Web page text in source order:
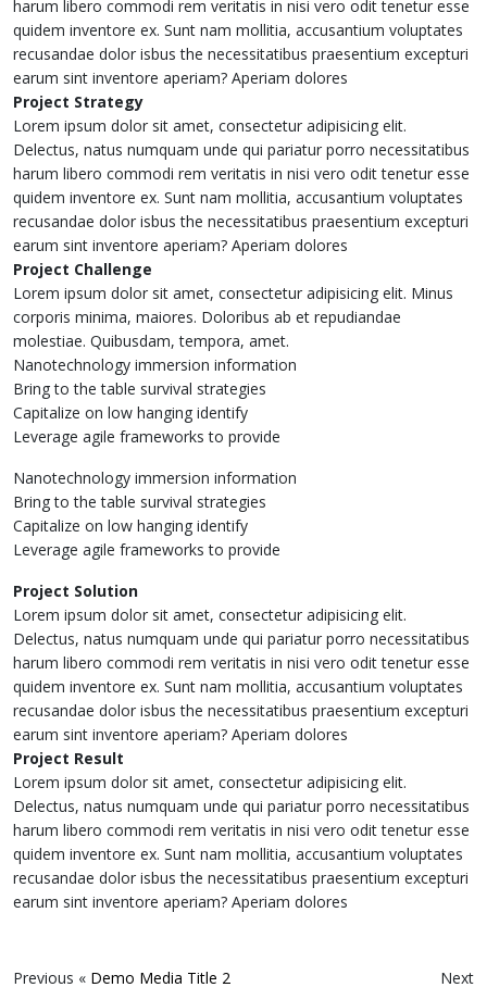
harum libero commodi rem veritatis in nisi vero odit tenetur esse
quidem inventore ex. Sunt nam mollitia, accusantium voluptates
recusandae dolor isbus the necessitatibus praesentium excepturi
earum sint inventore aperiam? Aperiam dolores
Project Strategy
Lorem ipsum dolor sit amet, consectetur adipisicing elit.
Delectus, natus numquam unde qui pariatur porro necessitatibus
harum libero commodi rem veritatis in nisi vero odit tenetur esse
quidem inventore ex. Sunt nam mollitia, accusantium voluptates
recusandae dolor isbus the necessitatibus praesentium excepturi
earum sint inventore aperiam? Aperiam dolores
Project Challenge
Lorem ipsum dolor sit amet, consectetur adipisicing elit. Minus
corporis minima, maiores. Doloribus ab et repudiandae
molestiae. Quibusdam, tempora, amet.
Nanotechnology immersion information
Bring to the table survival strategies
Capitalize on low hanging identify
Leverage agile frameworks to provide
Nanotechnology immersion information
Bring to the table survival strategies
Capitalize on low hanging identify
Leverage agile frameworks to provide
Project Solution
Lorem ipsum dolor sit amet, consectetur adipisicing elit.
Delectus, natus numquam unde qui pariatur porro necessitatibus
harum libero commodi rem veritatis in nisi vero odit tenetur esse
quidem inventore ex. Sunt nam mollitia, accusantium voluptates
recusandae dolor isbus the necessitatibus praesentium excepturi
earum sint inventore aperiam? Aperiam dolores
Project Result
Lorem ipsum dolor sit amet, consectetur adipisicing elit.
Delectus, natus numquam unde qui pariatur porro necessitatibus
harum libero commodi rem veritatis in nisi vero odit tenetur esse
quidem inventore ex. Sunt nam mollitia, accusantium voluptates
recusandae dolor isbus the necessitatibus praesentium excepturi
earum sint inventore aperiam? Aperiam dolores
Previous « Demo Media Title 2 Next